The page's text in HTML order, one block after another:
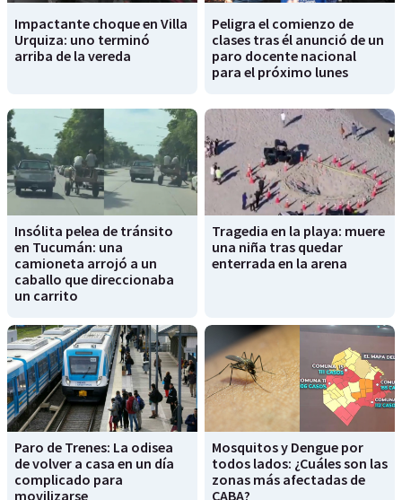
Impactante choque en Villa
Urquiza: uno terminó
arriba de la vereda
Peligra el comienzo de
clases tras él anunció de un
paro docente nacional
para el próximo lunes
Insólita pelea de tránsito
en Tucumán: una
camioneta arrojó a un
caballo que direccionaba
un carrito
Tragedia en la playa: muere
una niña tras quedar
enterrada en la arena
Paro de Trenes: La odisea
de volver a casa en un día
complicado para
movilizarse
Mosquitos y Dengue por
todos lados: ¿Cuáles son las
zonas más afectadas de
CABA?